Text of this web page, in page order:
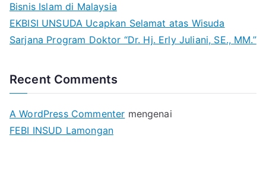
Bisnis Islam di Malaysia
EKBISI UNSUDA Ucapkan Selamat atas Wisuda
Sarjana Program Doktor “Dr. Hj. Erly Juliani, SE., MM.”
Recent Comments
A WordPress Commenter mengenai
FEBI INSUD Lamongan